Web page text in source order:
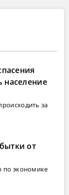
население
за
от
по экономике